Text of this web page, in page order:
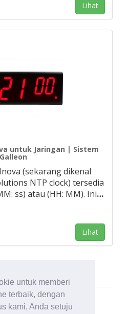
untuk memberi
terbaik, dengan
kami, Anda setuju
Lihat
untuk Jaringan | Sistem
Galleon
(sekarang dikenal
NTP clock) tersedia
ss) atau (HH: MM). Ini…
Lihat